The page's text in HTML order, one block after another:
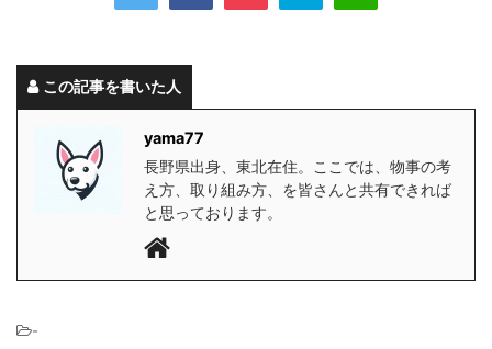
この記事を書いた人
yama77
長野県出身、東北在住。ここでは、物事の考
え方、取り組み方、を皆さんと共有できれば
と思っております。
-